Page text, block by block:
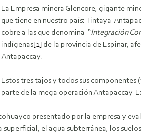
La Empresa minera Glencore, gigante
que tiene en nuestro país: Tintaya-
cobre a las que denomina “Integración
indígenas[1] de la provincia de Espinar,
Antapaccay.
Estos tres tajos y todos sus
parte de la mega operación Antapaccay-
presentado por la empresa y
el agua subterránea, los